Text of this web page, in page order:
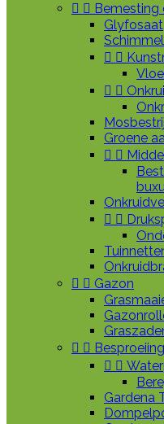
  Bemesting
Glyfosaat
 
 
Groene
 
 
  Gazon
 
 
Gardena